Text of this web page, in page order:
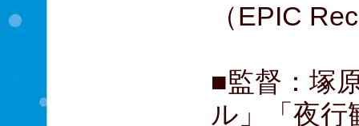
（EPIC
■監督：塚
ル」「夜行